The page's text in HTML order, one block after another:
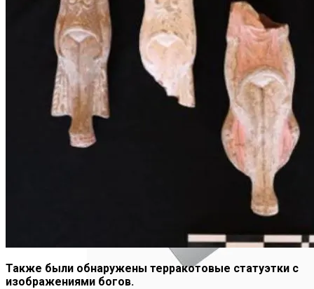
Телескоп «Хаббл» Показал Необычную
Галактику
Также были обнаружены терракотовые статуэтки с
изображениями богов.